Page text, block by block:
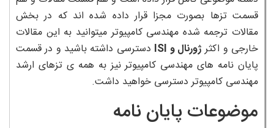
قسمت تزها بصورت مجزا قرار داده شده اند که در بخش
مقالات ترجمه شده مهندسی کامپیوتر میتوانید به این مقالات
خارجی و اکثرژورنال و ISI
دسترسی داشته باشید و در قسمت
پایان نامه های مهندسی کامپیوتر نیز به همه ی تزهای ارشد
مهندسی کامپیوتر دسترسی خواهید داشت.
موضوعات پایان نامه